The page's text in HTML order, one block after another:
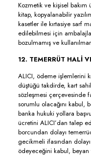
Kozmetik ve kişisel
kitap, kopyalanabilir
kasetler ile kırtasiye sarf
edilebilmesi için
bozulmamış ve
12. TEMERRÜT HALİ
ALICI, ödeme işlemlerini
düştüğü takdirde, kart
sözleşmesi çerçevesinde
sorumlu olacağını
banka hukuki yollara
ücretini ALICI’dan talep
borcundan dolayı
gecikmeli ifasından dolayı
ödeyeceğini kabul,